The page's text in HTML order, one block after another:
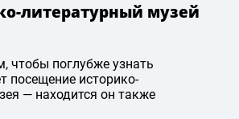
литературный музей
чтобы поглубже узнать
посещение историко-
— находится он также